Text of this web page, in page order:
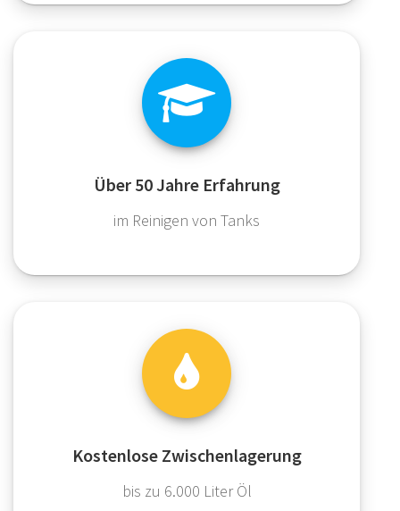
Über 50 Jahre Erfahrung
im Reinigen von Tanks
Kostenlose Zwischenlagerung
bis zu 6.000 Liter Öl